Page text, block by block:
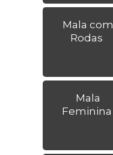
Mala com
Rodas
Mala
Feminina